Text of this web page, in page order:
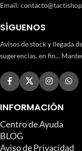
Email:
SÍGUENOS
Avisos de stock y llegada
sugerencias, en fin...
INFORMACIÓN
Centro de Ayuda
BLOG
Aviso de Privacidad